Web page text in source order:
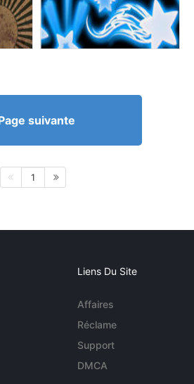
suivante
1
Liens Du Site
Affaires
Réclame
Support
DMCA